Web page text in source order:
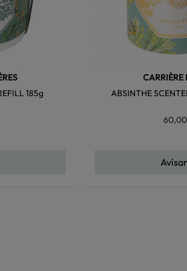
185g
CARRIÈRE
ABSINTHE